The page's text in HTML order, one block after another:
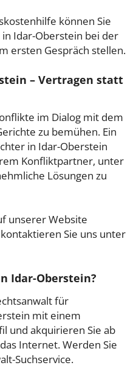
können Sie
Idar-Oberstein bei der
ersten Gespräch stellen.
– Vertragen statt
im Dialog mit dem
zu bemühen. Ein
in Idar-Oberstein
Konfliktpartner, unter
Lösungen zu
unserer Website
Sie uns unter
Idar-Oberstein?
für
mit einem
und akquirieren Sie ab
Internet. Werden Sie
Suchservice.